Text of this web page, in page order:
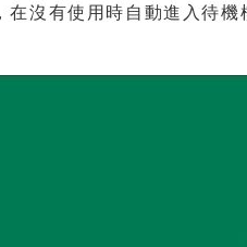
沒有使用時自動進入待